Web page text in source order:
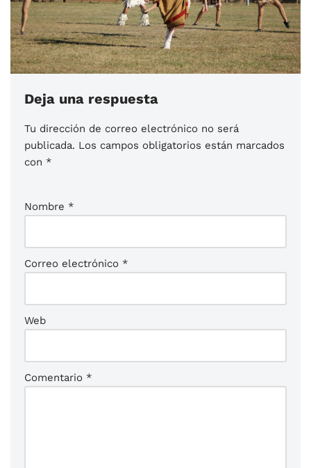
Deja una respuesta
Tu dirección de correo electrónico no será
publicada. Los campos obligatorios están marcados
con *
Nombre *
Correo electrónico *
Web
Comentario *